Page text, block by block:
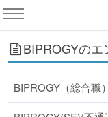
BIPROGYの
BIPROGY（総合職